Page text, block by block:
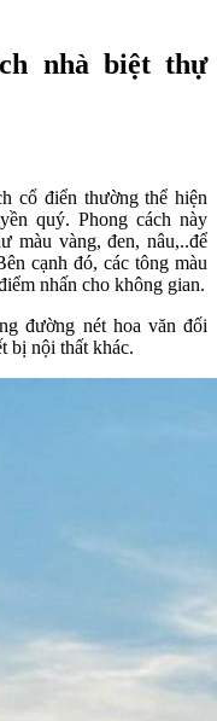
nhà biệt thự
cổ điển thường thể hiện
quý. Phong cách này
màu vàng, đen, nâu,..để
cạnh đó, các tông màu
nhấn cho không gian.
đường nét hoa văn đối
bị nội thất khác.